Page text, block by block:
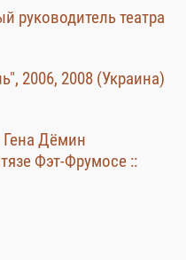
руководитель театра
2006, 2008 (Украина)
Гена Дёмин
Фэт-Фрумосе ::